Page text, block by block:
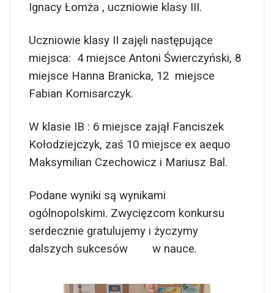
Ignacy Łomża , uczniowie klasy III.
Uczniowie klasy II zajęli następujące
miejsca: 4 miejsce Antoni Świerczyński, 8
miejsce Hanna Branicka, 12 miejsce
Fabian Komisarczyk.
W klasie IB : 6 miejsce zajął Fanciszek
Kołodziejczyk, zaś 10 miejsce ex aequo
Maksymilian Czechowicz i Mariusz Bal.
Podane wyniki są wynikami
ogólnopolskimi. Zwycięzcom konkursu
serdecznie gratulujemy i życzymy
dalszych sukcesów w nauce.